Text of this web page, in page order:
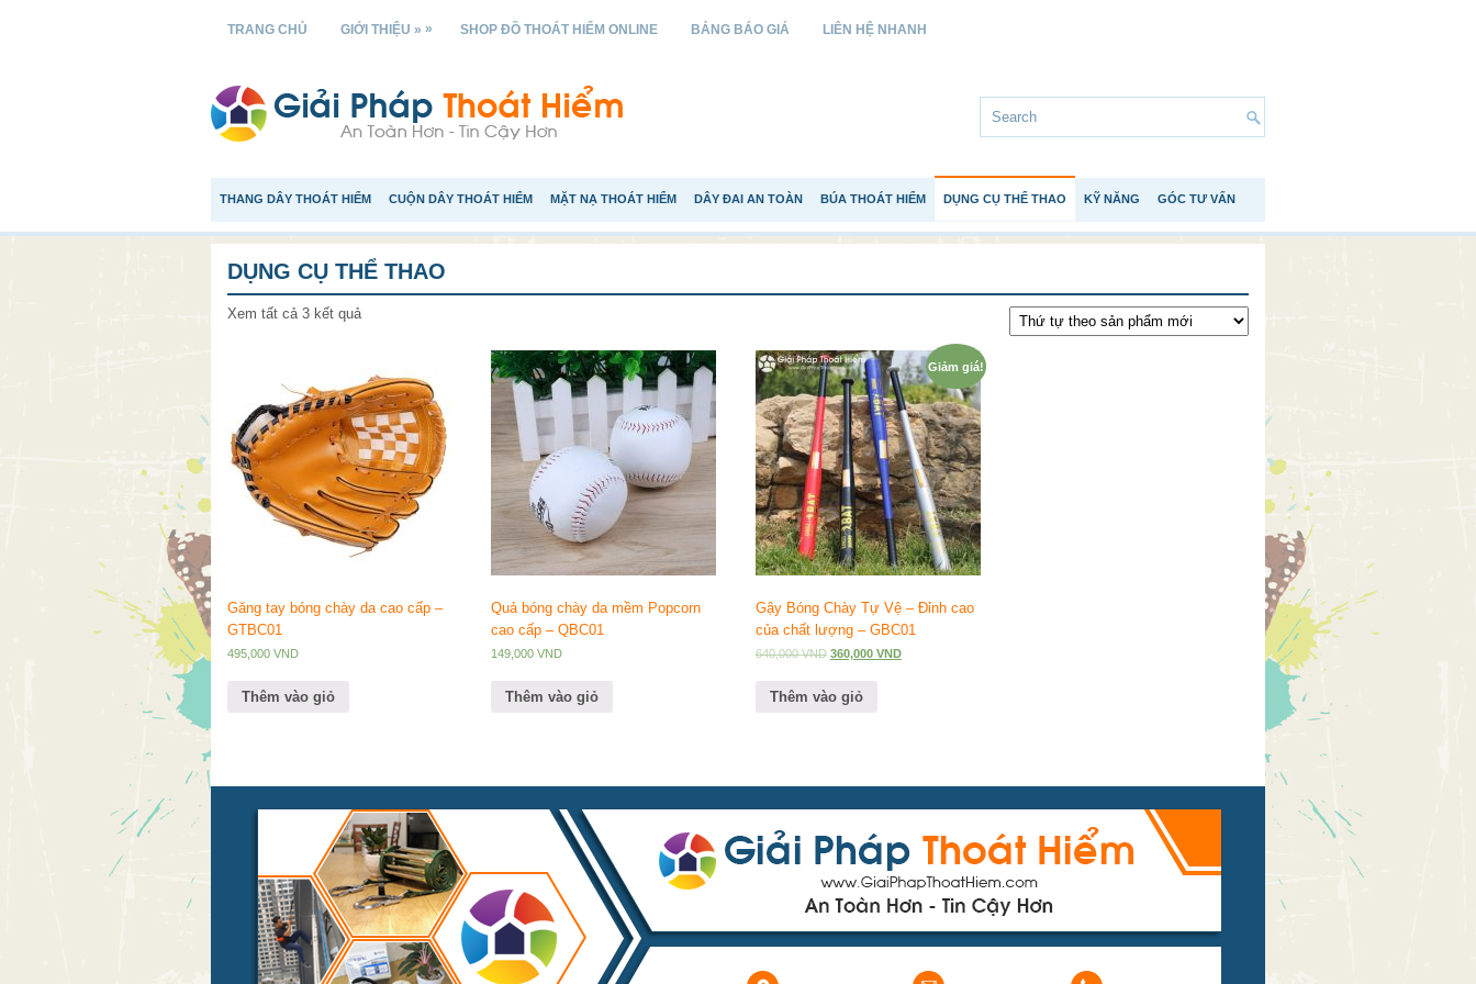
TRANG CHỦ GIỚI THIỆU » » SHOP ĐỒ THOÁT HIỂM ONLINE BẢNG BÁO GIÁ LIÊN HỆ NHANH
THANG DÂY THOÁT HIỂM CUỘN DÂY THOÁT HIỂM MẶT NẠ THOÁT HIỂM DÂY ĐAI AN TOÀN BÚA THOÁT HIỂM DỤNG CỤ THỂ THAO KỸ NĂNG GÓC TƯ VẤN
DỤNG CỤ THỂ THAO
Xem tất cả 3 kết quả
Găng tay bóng chày da cao cấp –
GTBC01
495,000 VND
Thêm vào giỏ
Quả bóng chày da mềm Popcorn
cao cấp – QBC01
149,000VND
Thêm vào giỏ
Giảm giá!
Gậy Bóng Chày Tự Vệ – Đỉnh cao
của chất lượng – GBC01
640,000VND 360,000 VND
Thêm vào giỏ